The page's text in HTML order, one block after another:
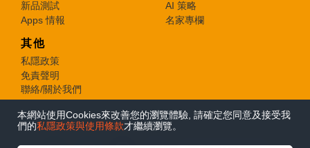
本網站使用Cookies來改善您的瀏覽體驗, 請確定您同意及接受我
們的私隱政策與使用條款才繼續瀏覽。
新品測試
Apps 情報
AI 策略
名家專欄
其他
私隱政策
免責聲明
聯絡/關於我們
© 2026 e-zone. All Rights Reserved.